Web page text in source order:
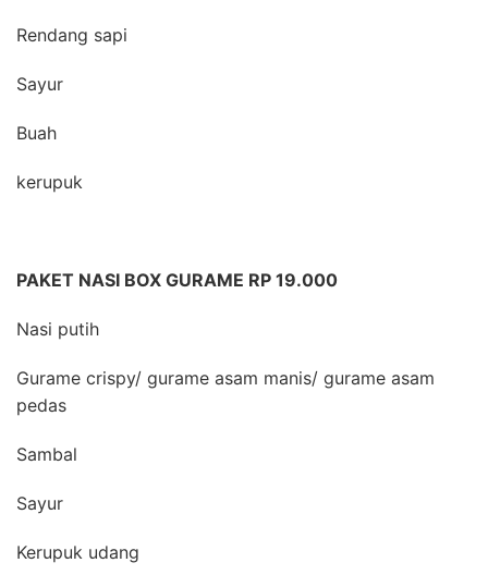
Rendang sapi
Sayur
Buah
kerupuk
PAKET NASI BOX GURAME RP 19.000
Nasi putih
Gurame crispy/ gurame asam manis/ gurame asam
pedas
Sambal
Sayur
Kerupuk udang